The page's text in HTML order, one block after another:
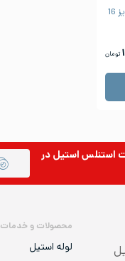
لوله صنعتی بدون درز استیل 304 سایز 16
تومان
استنلس استیلدر
محصولات و خدمات
لوله استیل